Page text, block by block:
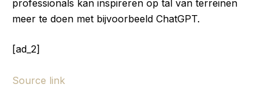
professionals kan inspireren op tal van terreinen
meer te doen met bijvoorbeeld ChatGPT.
[ad_2]
Source link